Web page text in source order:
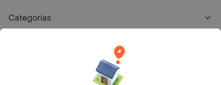
Categorías